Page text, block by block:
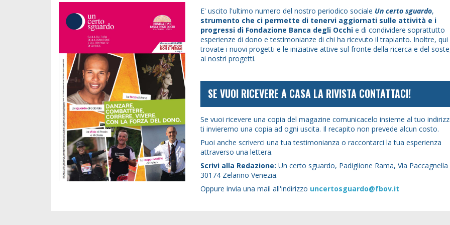
E' uscito l'ultimo numero del nostro periodico sociale Un certo sguardo,
strumento che ci permette di tenervi aggiornati sulle attività e i
progressi di Fondazione Banca degli Occhie di condividere soprattutto
esperienze di dono e testimonianze di chi ha ricevuto il trapianto. Inoltre, qui
trovate i nuovi progetti e le iniziative attive sul fronte della ricerca e del
ai nostri progetti.
SE VUOI RICEVERE A CASA LA RIVISTA CONTATTACI!
Se vuoi ricevere una copia del magazine comunicacelo insieme al tuo
ti invieremo una copia ad ogni uscita. Il recapito non prevede alcun costo.
Puoi anche scriverci una tua testimonianza o raccontarci la tua esperienza
attraverso una lettera.
Scrivi alla Redazione:Un certo sguardo, Padiglione Rama, Via Paccagnella
30174 Zelarino Venezia.
Oppure invia una mail all'indirizzo uncertosguardo@fbov.it